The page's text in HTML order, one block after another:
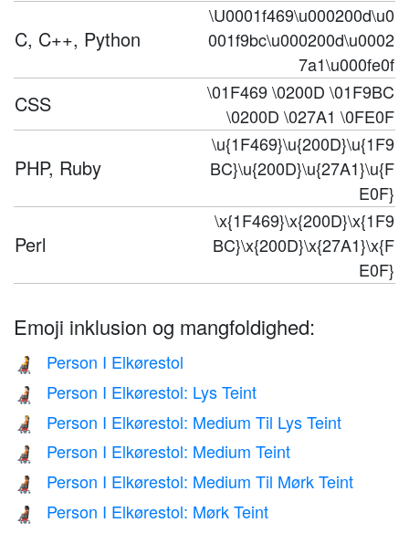
C, C++, Python
\U0001f469\u000200d\u0
001f9bc\u000200d\u0002
7a1\u000fe0f
CSS
\01F469 \0200D \01F9BC
\0200D \027A1 \0FE0F
PHP, Ruby
\u{1F469}\u{200D}\u{1F9
BC}\u{200D}\u{27A1}\u{F
E0F}
Perl
\x{1F469}\x{200D}\x{1F9
BC}\x{200D}\x{27A1}\x{F
E0F}
Emoji inklusion og mangfoldighed:
🧑‍🦼 Person I Elkørestol
🧑🏻‍🦼 Person I Elkørestol: Lys Teint
🧑🏼‍🦼 Person I Elkørestol: Medium Til Lys Teint
🧑🏽‍🦼 Person I Elkørestol: Medium Teint
🧑🏾‍🦼 Person I Elkørestol: Medium Til Mørk Teint
🧑🏿‍🦼
Person I Elkørestol: Mørk Teint